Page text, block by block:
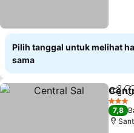
Pilih tanggal untuk melihat
sama
3
7,8